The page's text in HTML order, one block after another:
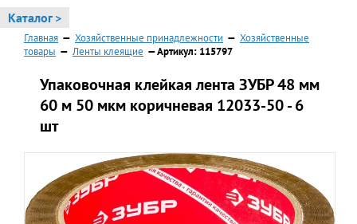
Каталог >
Главная — Хозяйственные принадлежности — Хозяйственные
товары — Ленты клеящие — Артикул: 115797
Упаковочная клейкая лента ЗУБР 48 мм
60 м 50 мкм коричневая 12033-50 - 6
шт